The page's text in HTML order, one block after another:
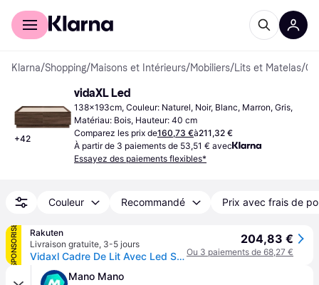
Acheter avec Klarna
Klarna/Shopping/Maisons et Intérieurs/Mobiliers/Lits et Matelas/
+42
vidaXL Led
138x193cm, Couleur: Naturel, Noir, Blanc, Marron, Gris,
Matériau: Bois, Hauteur: 40 cm
Comparez les prix de160,73 €à211,32 €
À partir de 3 paiements de 53,51 € avec
Essayez des paiements flexibles*
Couleur Recommandé Prix avec frais de
SPONSORISÉ
Rakuten
Livraison gratuite, 3-5 jours
Vidaxl Cadre De Lit Avec Led Sans Matelas Chêne Fumé 135x190 Cm
204,83 €
Ou 3 paiements de 68,27 €
Mano Mano